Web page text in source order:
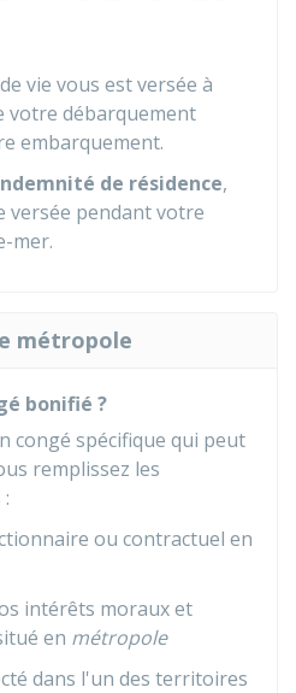
vie vous est versée à
votre débarquement
embarquement.
de résidence,
versée pendant votre
mer.
métropole
bonifié ?
congé spécifique qui peut
remplissez les
ou contractuel en
intérêts moraux et
en métropole
dans l'un des territoires